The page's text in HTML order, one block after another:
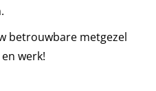
betrouwbare metgezel
werk!